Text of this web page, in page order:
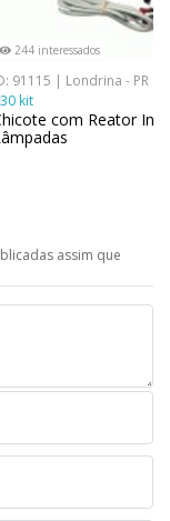
244 interessados
91115 | Londrina - PR
kit
com Reator
assim que